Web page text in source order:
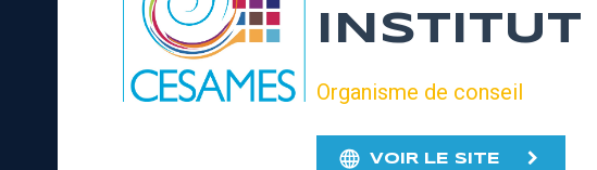
INSTITUT
Organisme de conseil
VOIR LE SITE